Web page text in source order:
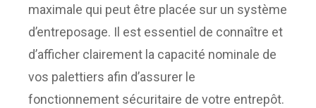
maximale qui peut être placée sur un système
d’entreposage. Il est essentiel de connaître et
d’afficher clairement la capacité nominale de
vos palettiers afin d’assurer le
fonctionnement sécuritaire de votre entrepôt.